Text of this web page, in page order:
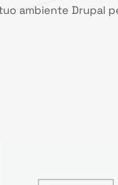
ambiente Drupal